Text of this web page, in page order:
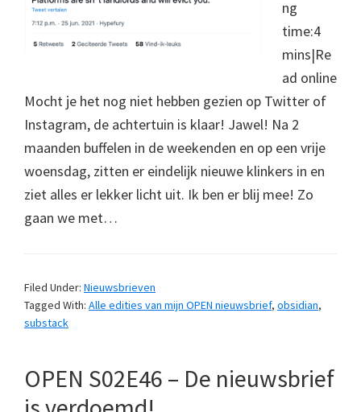
ng
time:4
mins|Re
ad online
Mocht je het nog niet hebben gezien op Twitter of
Instagram, de achtertuin is klaar! Jawel! Na 2
maanden buffelen in de weekenden en op een vrije
woensdag, zitten er eindelijk nieuwe klinkers in en
ziet alles er lekker licht uit. Ik ben er blij mee! Zo
gaan we met…
Filed Under: Nieuwsbrieven
Tagged With: Alle edities van mijn OPEN nieuwsbrief, obsidian,
substack
OPEN S02E46 – De nieuwsbrief